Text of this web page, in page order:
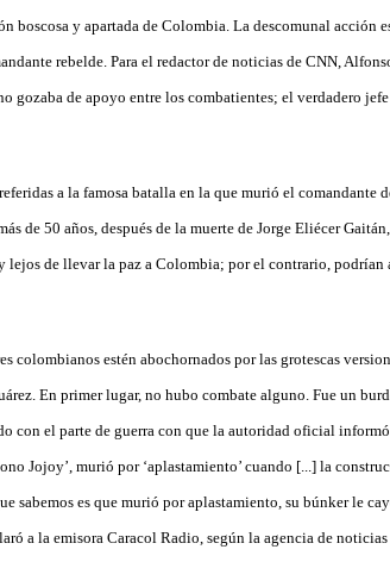
boscosa y apartada de Colombia. La descomunal acción
rebelde. Para el redactor de noticias de CNN,
gozaba de apoyo entre los combatientes; el verdadero
a la famosa batalla en la que murió el
de 50 años, después de la muerte de Jorge Eliécer
lejos de llevar la paz a Colombia; por el contrario, podrían
colombianos estén abochornados por las grotescas
En primer lugar, no hubo combate alguno. Fue un
con el parte de guerra con que la autoridad oficial
Jojoy’, murió por ‘aplastamiento’ cuando [...] la
es que murió por aplastamiento, su búnker le
a la emisora Caracol Radio, según la agencia de noticias